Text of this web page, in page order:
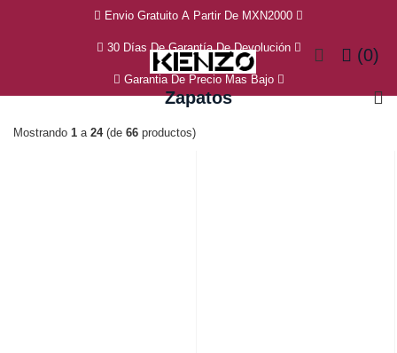
Envio Gratuito A Partir De MXN2000
30 Días De Garantía De Devolución
Garantia De Precio Mas Bajo
(0)
Zapatos
Mostrando 1 a 24(de 66 productos)